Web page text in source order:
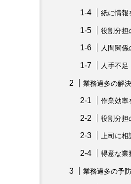
紙に情報
役割分担
人間関係
人手不足
業務過多の解
作業効率
役割分担
上司に相
得意な業
業務過多の予